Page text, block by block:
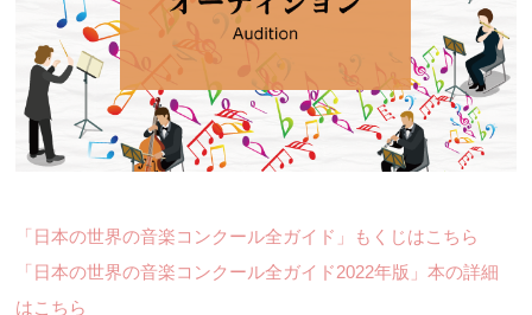
「日本の世界の音楽コンクール全ガイド」もくじはこちら
「日本の世界の音楽コンクール全ガイド2022年版」本の詳細
はこちら